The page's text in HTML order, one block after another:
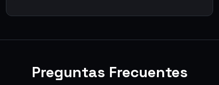
Preguntas Frecuentes